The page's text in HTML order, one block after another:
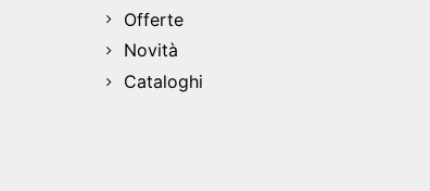
Offerte
Novità
Cataloghi